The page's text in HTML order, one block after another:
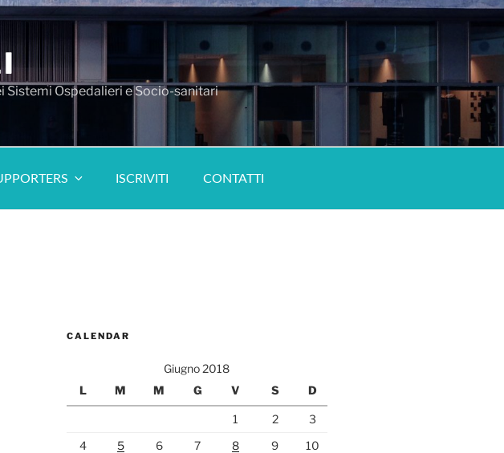
Ospedalieri e Socio-sanitari
ISCRIVITI CONTATTI
CALENDAR
Giugno 2018
L
M M G V S D
1 2
3
4
5 6 7 8 9
10